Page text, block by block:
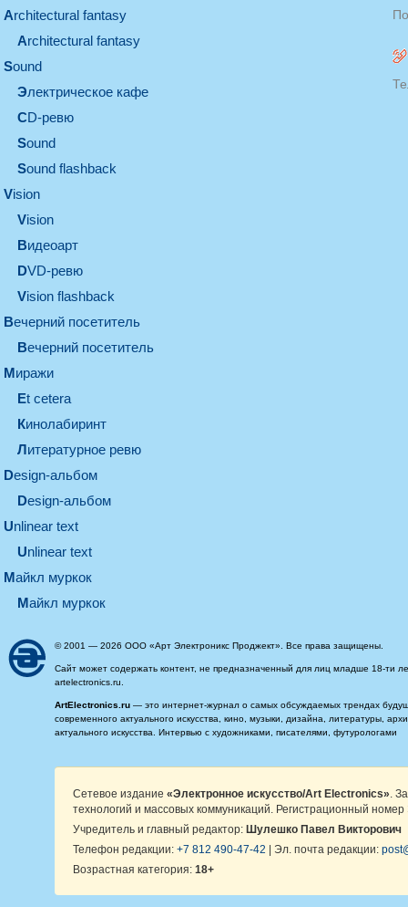
architectural fantasy
architectural fantasy
sound
электрическое кафе
CD-ревю
sound
Sound flashback
vision
vision
видеоарт
DVD-ревю
Vision flashback
вечерний посетитель
вечерний посетитель
миражи
et cetera
кинолабиринт
литературное ревю
design-альбом
design-альбом
unlinear text
Unlinear text
майкл муркок
майкл муркок
© 2001 — 2026 ООО «Арт Электроникс Проджект». Все права защищены.
Сайт может содержать контент, не предназначенный для лиц младше 18-ти
artelectronics.ru.
ArtElectronics.ru — это интернет-журнал о самых обсуждаемых трендах
современного актуального искусства, кино, музыки, дизайна, литературы,
актуального искусства. Интервью с художниками, писателями, футурологами
Сетевое издание «Электронное искусство/Art Electronics» .
технологий и массовых коммуникаций. Регистрационный
Учредитель и главный редактор: Шулешко Павел Викторович
Телефон редакции: +7 812 490-47-42 | Эл. почта редакции:
Возрастная категория: 18+